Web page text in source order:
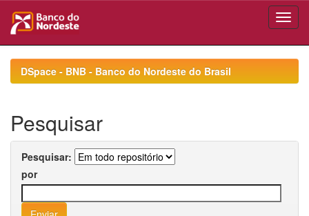
navigationDSpace - BNB - Banco do Nordeste do Brasil
Pesquisar
Pesquisar:
por